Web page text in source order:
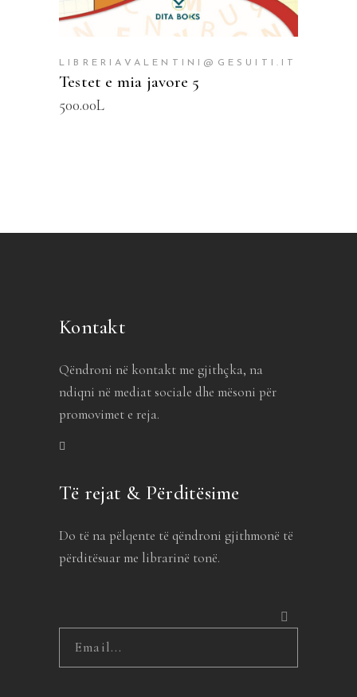
LIBRERIAVALENTINI@GESUITI.IT
Testet e mia javore 5
500.00L
Kontakt
Qëndroni në kontakt me gjithçka, na
ndiqni në mediat sociale dhe mësoni për
promovimet e reja.
Të rejat & Përditësime
Do të na pëlqente të qëndroni gjithmonë të
përditësuar me librarinë tonë.